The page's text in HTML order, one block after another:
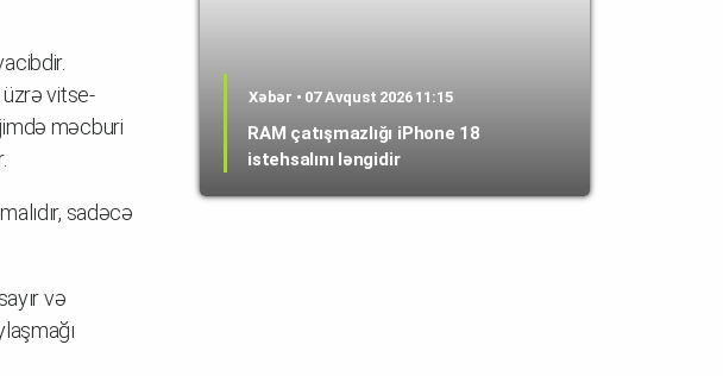
üzrə vitse-
məcburi
sadəcə
və
Xəbər • 07 Avqust 2026 11:15
RAM çatışmazlığı iPhone 18
istehsalını ləngidir